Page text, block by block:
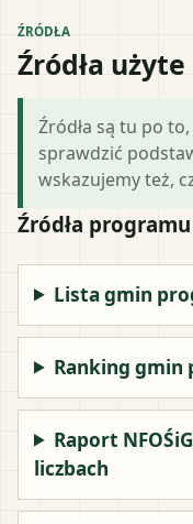
ŹRÓDŁA
Źródła
Źródła są tu po
sprawdzić
wskazujemy też,
Źródła
Lista gmin
Ranking gmin
Raport
liczbach